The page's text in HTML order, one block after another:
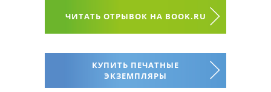
ЧИТАТЬ ОТРЫВОК НА BOOK.RU
КУПИТЬ ПЕЧАТНЫЕ
ЭКЗЕМПЛЯРЫ